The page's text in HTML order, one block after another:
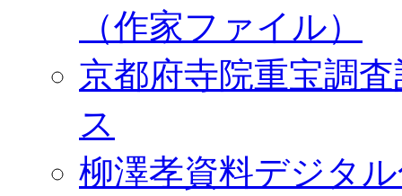
（作家ファイル）
京都府寺院重宝調
ス
柳澤孝資料デジタ